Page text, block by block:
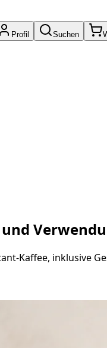
Profil Suchen
Kaffee, inklusive